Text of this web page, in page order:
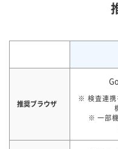
推奨ブラウザ
※ 検査連携
※ 一部